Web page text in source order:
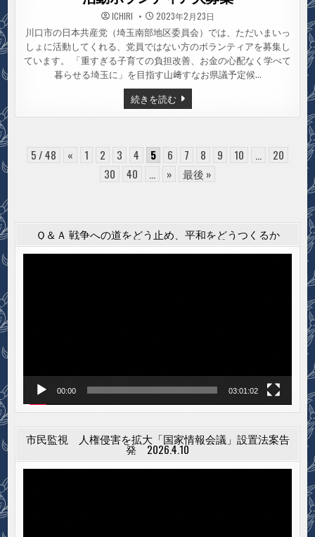
ICHIRI 2023年2月23日
川口市の日本共産党（埼玉南部地区委員会）では、ただいまいっ
しょに活動してくれる、党員ではない方のボランティアを募集し
ています。 「重すぎる子育ての負担改善、お金の心配なく学べて
暮らせる埼玉に」を目指す山﨑すなお県議予定候…
続きを読む活
動
ボ
大
募
5 / 48 « 1 2 3 4 5 6 7 8 9 10 ...
20
30
40 ... » 最後 »
Ｑ＆Ａ 戦争への道をどう止め、平和をどうつくるか
00:00 03:01:02
市民監視 人権侵害を拡大「国家情報会議」設置法案告
発 2026.4.10